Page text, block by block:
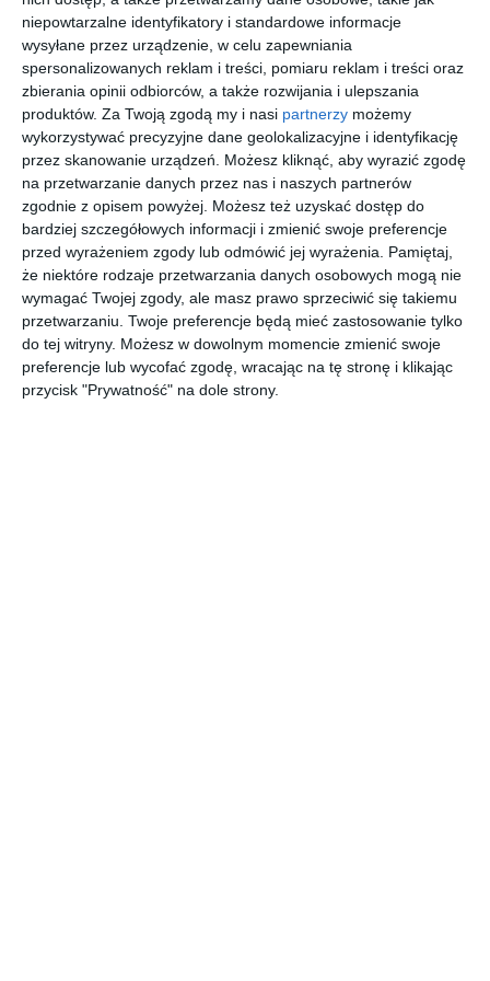
niepowtarzalne identyfikatory i standardowe informacje
wysyłane przez urządzenie, w celu zapewniania
spersonalizowanych reklam i treści, pomiaru reklam i treści oraz
zbierania opinii odbiorców, a także rozwijania i ulepszania
produktów. Za Twoją zgodą my i nasi partnerzy możemy
wykorzystywać precyzyjne dane geolokalizacyjne i identyfikację
przez skanowanie urządzeń. Możesz kliknąć, aby wyrazić zgodę
na przetwarzanie danych przez nas i naszych partnerów
zgodnie z opisem powyżej. Możesz też uzyskać dostęp do
bardziej szczegółowych informacji i zmienić swoje preferencje
przed wyrażeniem zgody lub odmówić jej wyrażenia.
Pamiętaj,
że niektóre rodzaje przetwarzania danych osobowych mogą nie
wymagać Twojej zgody, ale masz prawo sprzeciwić się takiemu
przetwarzaniu. Twoje preferencje będą mieć zastosowanie tylko
do tej witryny. Możesz w dowolnym momencie zmienić swoje
preferencje lub wycofać zgodę, wracając na tę stronę i klikając
przycisk "Prywatność" na dole strony.
tatuś
dziadek
są
najlepsi!
[ książka ]
Peppa
Pig.
Kraina
opowieści
. Zimowe
przygody
praca zbiorowa
[ książka ]
Peppa
Pig.
Wielkie
wodne
malowani
e. Z wizytą
u Peppy
praca zbiorowa
[ książka ]
Peppa
Pig.
Zabawa z
kolorami.
Spotkania
przyjaciół
mi
praca zbiorowa
[ książka ]
Peppa
Pig. Baw
się! 500
naklejek.
Peppa
chce
pomagać
praca zbiorowa
Peppa
Pig. Dodaj
kolorów z
naklejkam
i.
praca zbiorowa
Peppa
Pig.
Zdrapuj,
koloruj,
naklejaj.
praca zbiorowa
Peppa
Pig.
Wodne
zabawy. W
domu i na
praca zbiorowa
[ książka ]
Peppa
Pig.
Słodkich
snów!
praca zbiorowa